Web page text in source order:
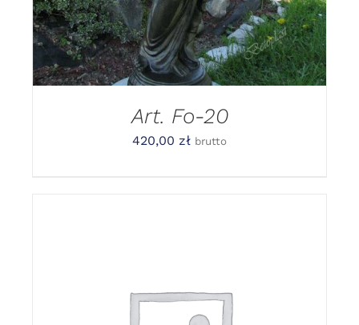
Art. Fo-20
420,00 zł brutto